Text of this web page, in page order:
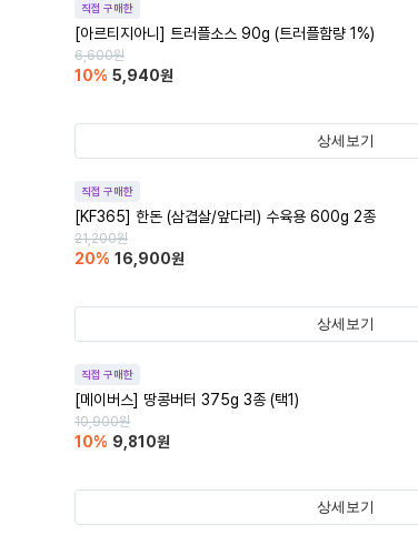
직접 구매한
[아르티지아니] 트러플소스 90g (트러플함량 1%)
6,600원
10% 5,940원
상세보기
직접 구매한
[KF365] 한돈 (삼겹살/앞다리) 수육용 600g 2종
21,200원
20% 16,900원
상세보기
직접 구매한
[메이버스] 땅콩버터 375g 3종 (택1)
10,900원
10% 9,810원
상세보기